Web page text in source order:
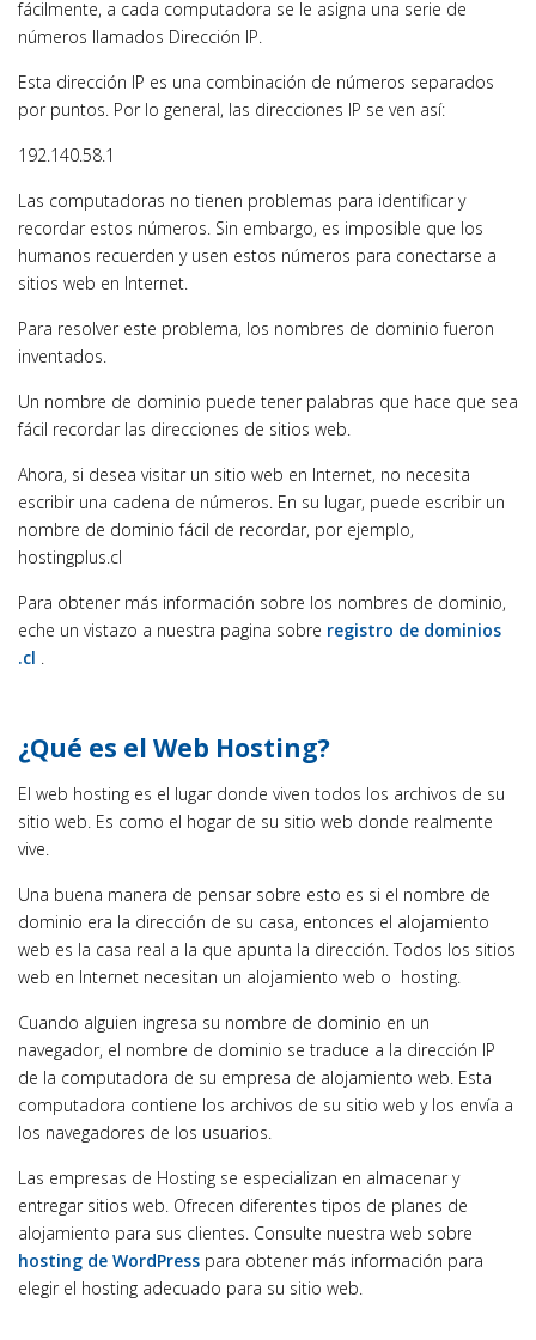
fácilmente, a cada computadora se le asigna una serie de
números llamados Dirección IP.
Esta dirección IP es una combinación de números separados
por puntos. Por lo general, las direcciones IP se ven así:
192.140.58.1
Las computadoras no tienen problemas para identificar y
recordar estos números. Sin embargo, es imposible que los
humanos recuerden y usen estos números para conectarse a
sitios web en Internet.
Para resolver este problema, los nombres de dominio fueron
inventados.
Un nombre de dominio puede tener palabras que hace que sea
fácil recordar las direcciones de sitios web.
Ahora, si desea visitar un sitio web en Internet, no necesita
escribir una cadena de números. En su lugar, puede escribir un
nombre de dominio fácil de recordar, por ejemplo,
hostingplus.cl
Para obtener más información sobre los nombres de dominio,
eche un vistazo a nuestra pagina sobre registro de dominios
.cl .
¿Qué es el Web Hosting?
El web hosting es el lugar donde viven todos los archivos de su
sitio web. Es como el hogar de su sitio web donde realmente
vive.
Una buena manera de pensar sobre esto es si el nombre de
dominio era la dirección de su casa, entonces el alojamiento
web es la casa real a la que apunta la dirección. Todos los sitios
web en Internet necesitan un alojamiento web o hosting.
Cuando alguien ingresa su nombre de dominio en un
navegador, el nombre de dominio se traduce a la dirección IP
de la computadora de su empresa de alojamiento web. Esta
computadora contiene los archivos de su sitio web y los envía a
los navegadores de los usuarios.
Las empresas de Hosting se especializan en almacenar y
entregar sitios web. Ofrecen diferentes tipos de planes de
alojamiento para sus clientes. Consulte nuestra web sobre
hosting de WordPress para obtener más información para
elegir el hosting adecuado para su sitio web.